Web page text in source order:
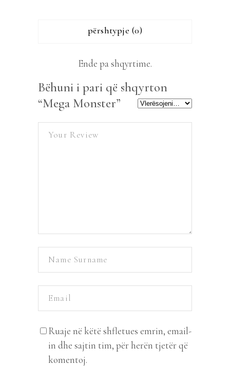
përshtypje (0)
Ende pa shqyrtime.
Bëhuni i pari që shqyrton
“Mega Monster”
Ruaje në këtë shfletues emrin, email-
in dhe sajtin tim, për herën tjetër që
komentoj.